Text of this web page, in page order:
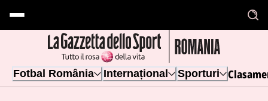
Fotbal România Internațional Sporturi